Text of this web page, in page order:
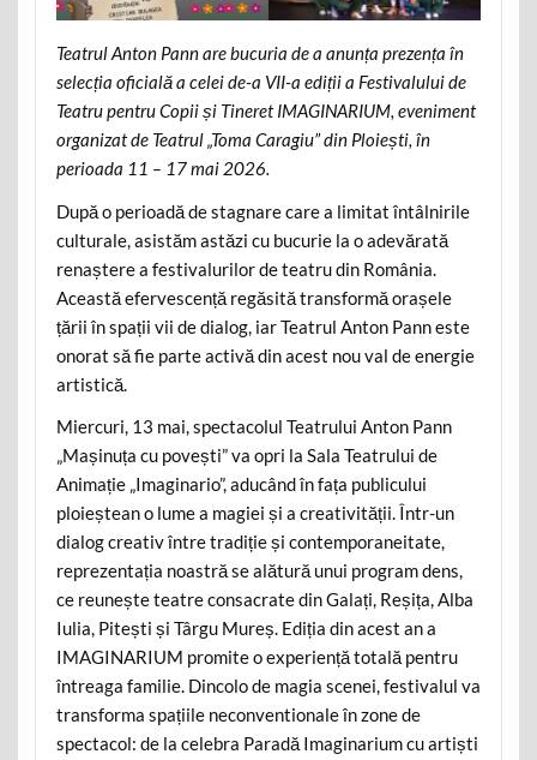
Teatrul Anton Pann are bucuria de a anunța prezența în
selecția oficială a celei de-a VII-a ediții a Festivalului de
Teatru pentru Copii și Tineret IMAGINARIUM, eveniment
organizat de Teatrul „Toma Caragiu” din Ploiești, în
perioada 11 – 17 mai 2026.
După o perioadă de stagnare care a limitat întâlnirile
culturale, asistăm astăzi cu bucurie la o adevărată
renaștere a festivalurilor de teatru din România.
Această efervescență regăsită transformă orașele
țării în spații vii de dialog, iar Teatrul Anton Pann este
onorat să fie parte activă din acest nou val de energie
artistică.
Miercuri, 13 mai, spectacolul Teatrului Anton Pann
„Mașinuța cu povești” va opri la Sala Teatrului de
Animație „Imaginario”, aducând în fața publicului
ploieștean o lume a magiei și a creativității. Într-un
dialog creativ între tradiție și contemporaneitate,
reprezentația noastră se alătură unui program dens,
ce reunește teatre consacrate din Galați, Reșița, Alba
Iulia, Pitești și Târgu Mureș. Ediția din acest an a
IMAGINARIUM promite o experiență totală pentru
întreaga familie. Dincolo de magia scenei, festivalul va
transforma spațiile neconventionale în zone de
spectacol: de la celebra Paradă Imaginarium cu artiști